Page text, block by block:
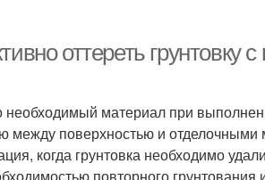
оттереть грунтовку
необходимый материал при
между поверхностью и отделочными
когда грунтовка необходимо